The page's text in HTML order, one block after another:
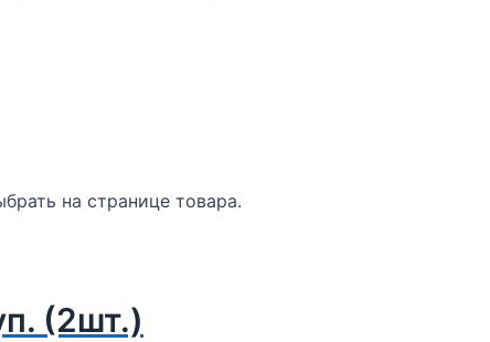
на странице товара.
(2шт.)